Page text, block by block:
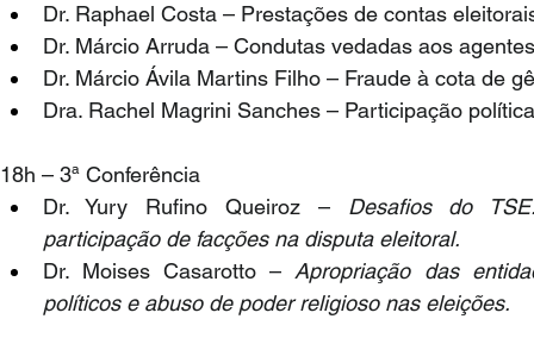
Dr. Raphael Costa – Prestações de contas
Dr. Márcio Arruda – Condutas vedadas aos
Dr. Márcio Ávila Martins Filho – Fraude à cota de
Dra. Rachel Magrini Sanches – Participação
18h – 3ª Conferência
Dr. Yury Rufino Queiroz – Desafios do
participação de facções na disputa eleitoral.
Dr. Moises Casarotto – Apropriação das
políticos e abuso de poder religioso nas eleições.